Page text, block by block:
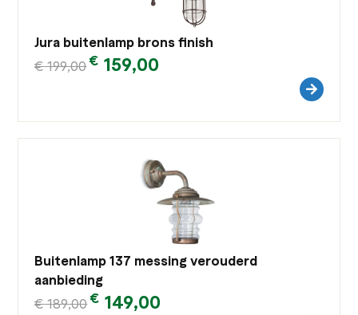
Jura buitenlamp brons finish
€199,00€ 159,00
Buitenlamp 137 messing verouderd
aanbieding
€189,00€ 149,00